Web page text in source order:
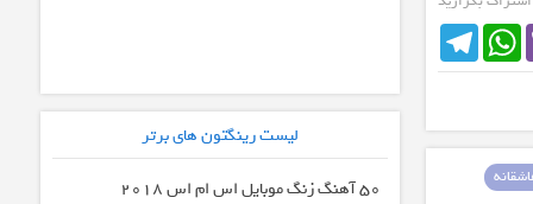
TelegramWhatsApp
لیست رینگتون های برتر
50 آهنگ زنگ موبایل اس ام اس 2018